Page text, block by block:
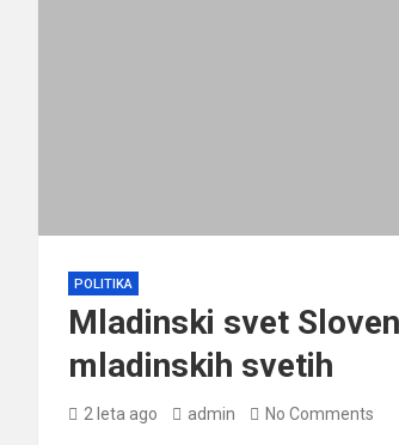
POLITIKA
Mladinski svet
mladinskih svetih
2 leta ago admin No Comments